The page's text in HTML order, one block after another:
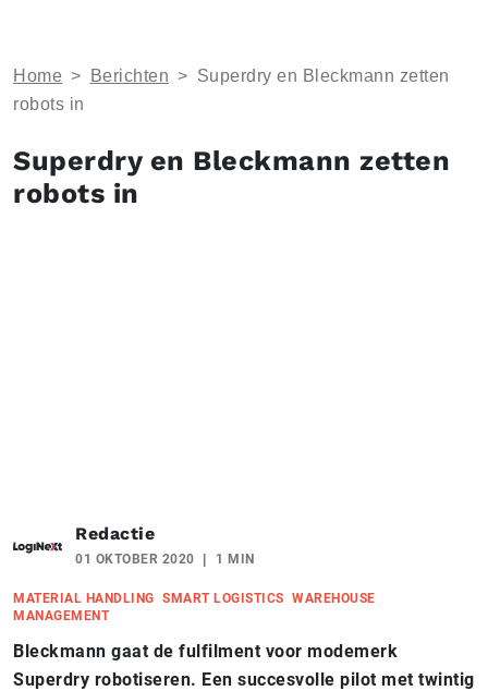
Home > Berichten > Superdry en Bleckmann zetten
robots in
Superdry en Bleckmann zetten
robots in
Redactie
01 OKTOBER 2020 1 MIN
MATERIAL HANDLING SMART LOGISTICS WAREHOUSE
MANAGEMENT
Bleckmann gaat de fulfilment voor modemerk
Superdry robotiseren. Een succesvolle pilot met twintig